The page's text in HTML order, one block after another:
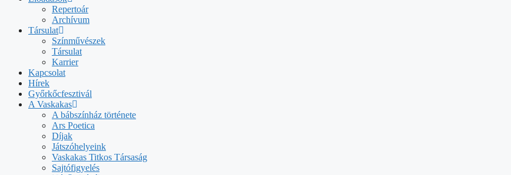
Repertoár
Archívum
Társulat
Színművészek
Társulat
Karrier
Kapcsolat
Hírek
Győrkőcfesztivál
A Vaskakas
A bábszínház története
Ars Poetica
Díjak
Játszóhelyeink
Vaskakas Titkos Társaság
Sajtófigyelés